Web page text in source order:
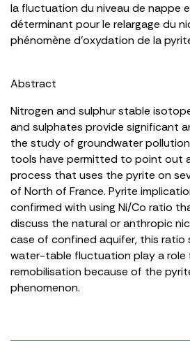
la fluctuation du niveau de nappe
déterminant pour le relargage du
phénomène d’oxydation de la
Abstract
Nitrogen and sulphur stable
and sulphates provide significant
the study of groundwater pollution
tools have permitted to point out
process that uses the pyrite on
of North of France. Pyrite
confirmed with using Ni/Co ratio
discuss the natural or anthropic
case of confined aquifer, this ratio
water-table fluctuation play a role
remobilisation because of the
phenomenon.